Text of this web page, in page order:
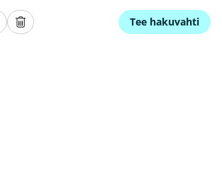
Tee hakuvahti